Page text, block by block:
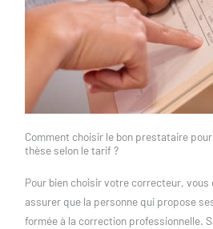
Comment choisir le bon prestataire
thèse selon le tarif ?
Pour bien choisir votre correcteur, vous
assurer que la personne qui propose
formée à la correction professionnelle.